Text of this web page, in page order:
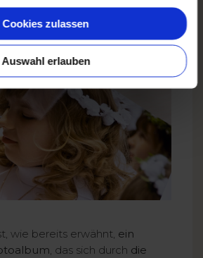
Cookies zulassen
Auswahl erlauben
wie bereits erwähnt, ein
, das sich durch die